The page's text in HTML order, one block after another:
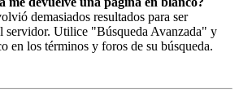
demasiados resultados para ser
servidor. Utilice "Búsqueda Avanzada" y
en los términos y foros de su búsqueda.